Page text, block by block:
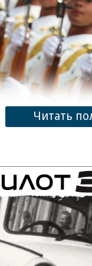
осматривает
/ Reuters
Читать